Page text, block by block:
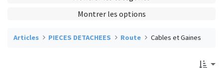
Montrer les options
Articles PIECES DETACHEES Route Cables et Gaines